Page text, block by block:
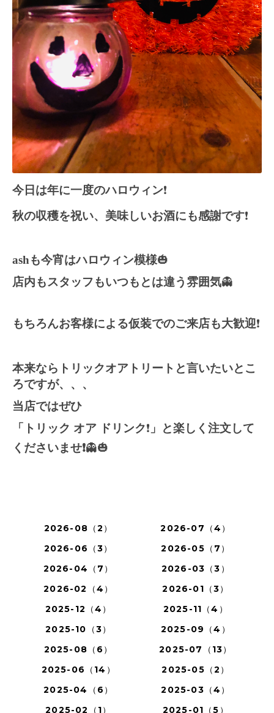
今日は年に一度のハロウィン❗️
秋の収穫を祝い、美味しいお酒にも感謝です❗️
ashも今宵はハロウィン模様🎃
店内もスタッフもいつもとは違う雰囲気👻
もちろんお客様による仮装でのご来店も大歓迎❗️
本来ならトリックオアトリートと言いたいとこ
ろですが、、、
当店ではぜひ
「トリック オア ドリンク❗️ 」と楽しく注文して
くださいませ❗️👻🎃
2026-08（2）
2026-07（4）
2026-06（3）
2026-05（7）
2026-04（7）
2026-03（3）
2026-02（4）
2026-01（3）
2025-12（4）
2025-11（4）
2025-10（3）
2025-09（4）
2025-08（6）
2025-07（13）
2025-06（14）
2025-05（2）
2025-04（6）
2025-03（4）
2025-02（1）
2025-01（5）